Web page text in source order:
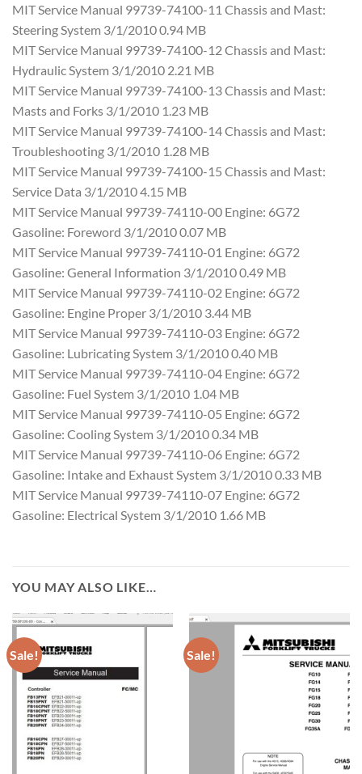
MIT Service Manual 99739-74100-11 Chassis and Mast:
Steering System 3/1/2010 0.94 MB
MIT Service Manual 99739-74100-12 Chassis and Mast:
Hydraulic System 3/1/2010 2.21 MB
MIT Service Manual 99739-74100-13 Chassis and Mast:
Masts and Forks 3/1/2010 1.23 MB
MIT Service Manual 99739-74100-14 Chassis and Mast:
Troubleshooting 3/1/2010 1.28 MB
MIT Service Manual 99739-74100-15 Chassis and Mast:
Service Data 3/1/2010 4.15 MB
MIT Service Manual 99739-74110-00 Engine: 6G72
Gasoline: Foreword 3/1/2010 0.07 MB
MIT Service Manual 99739-74110-01 Engine: 6G72
Gasoline: General Information 3/1/2010 0.49 MB
MIT Service Manual 99739-74110-02 Engine: 6G72
Gasoline: Engine Proper 3/1/2010 3.44 MB
MIT Service Manual 99739-74110-03 Engine: 6G72
Gasoline: Lubricating System 3/1/2010 0.40 MB
MIT Service Manual 99739-74110-04 Engine: 6G72
Gasoline: Fuel System 3/1/2010 1.04 MB
MIT Service Manual 99739-74110-05 Engine: 6G72
Gasoline: Cooling System 3/1/2010 0.34 MB
MIT Service Manual 99739-74110-06 Engine: 6G72
Gasoline: Intake and Exhaust System 3/1/2010 0.33 MB
MIT Service Manual 99739-74110-07 Engine: 6G72
Gasoline: Electrical System 3/1/2010 1.66 MB
YOU MAY ALSO LIKE…
Sale! Sale!